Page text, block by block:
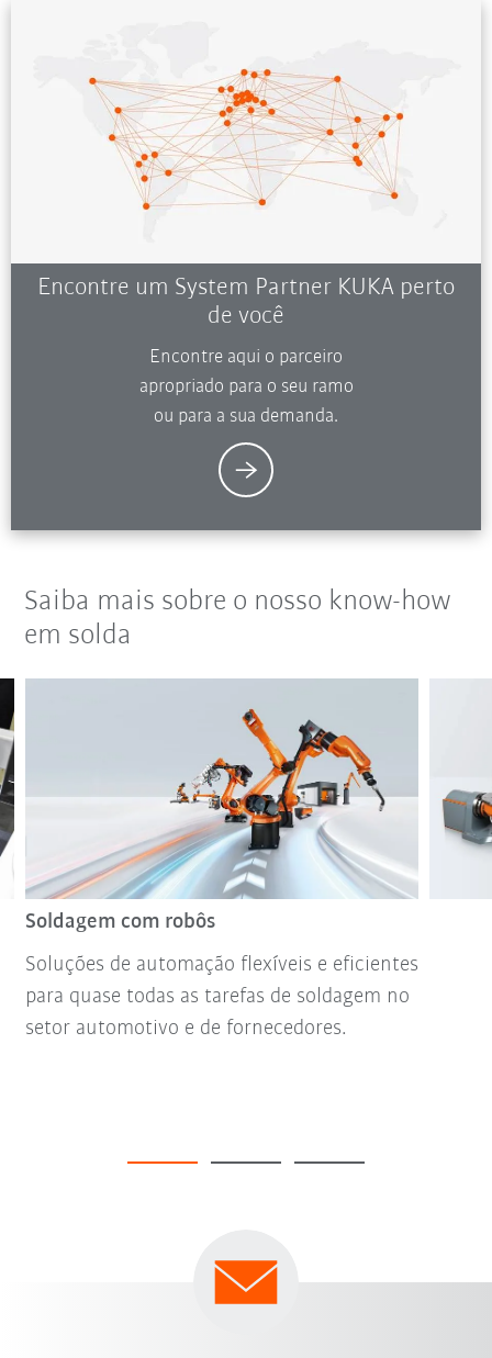
Encontre um System Partner KUKA perto
de você
Encontre aqui o parceiro
apropriado para o seu ramo
ou para a sua demanda.
Saiba mais sobre o nosso know-how
em solda
Soldagem com robôs
Soluções de automação flexíveis e eficientes
para quase todas as tarefas de soldagem no
setor automotivo e de fornecedores.